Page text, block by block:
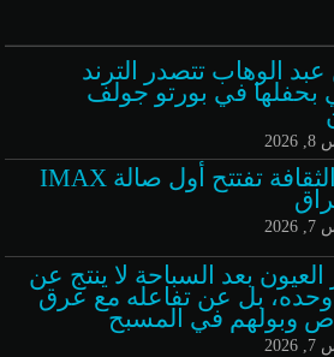
الوهاب تتصدر الترند
بحفلها في بورتو جولف
وزيرة الثقافة تفتتح أول صالة IMAX
العيون بعد السباحة لا ينتج عن
وحده، بل عن تفاعله مع عرق
وبولهم في المسبح